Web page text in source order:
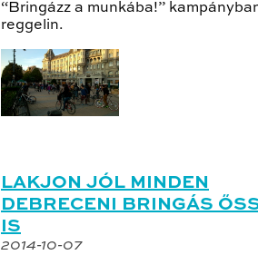
“Bringázz a munkába!”
reggelin.
LAKJON JÓL MINDEN
DEBRECENI BRINGÁS
IS
2014-10-07